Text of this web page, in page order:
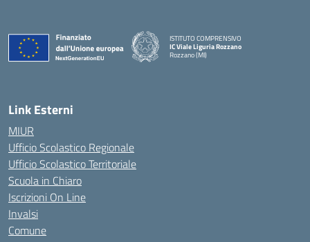
ISTITUTO COMPRENSIVO
IC Viale Liguria Rozzano
Rozzano (MI)
Link Esterni
MIUR
Ufficio Scolastico Regionale
Ufficio Scolastico Territoriale
Scuola in Chiaro
Iscrizioni On Line
Invalsi
Comune